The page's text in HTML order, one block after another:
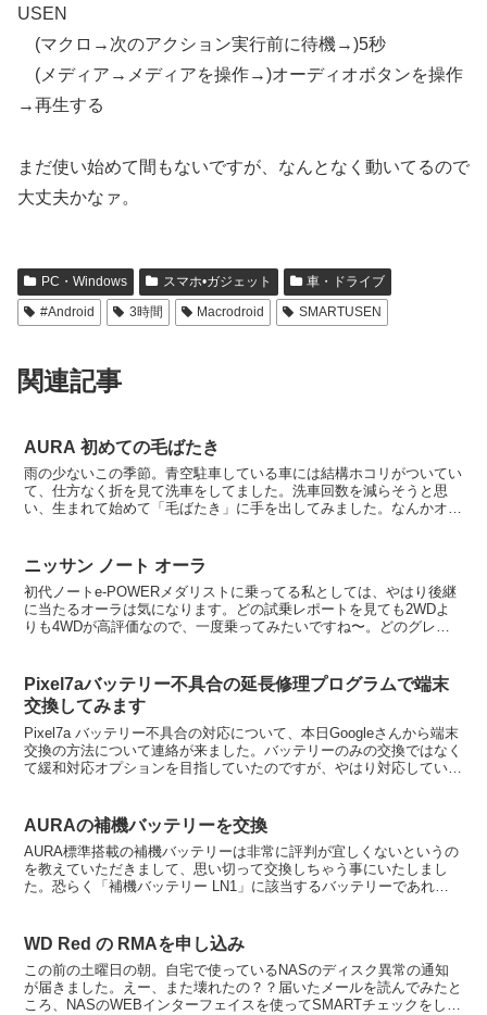
USEN
(マクロ→次のアクション実行前に待機→)5秒
(メディア→メディアを操作→)オーディオボタンを操作
→再生する
まだ使い始めて間もないですが、なんとなく動いてるので
大丈夫かなァ。
PC・Windows スマホ•ガジェット
車・ドライブ
#Android
3時間 Macrodroid SMARTUSEN
関連記事
AURA 初めての毛ばたき
雨の少ないこの季節。青空駐車している車には結構ホコリがついてい
て、仕方なく折を見て洗車をしてました。洗車回数を減らそうと思
い、生まれて始めて「毛ばたき」に手を出してみました。なんかオー
ニッサン ノート オーラ
初代ノートe-POWERメダリストに乗ってる私としては、やはり後継
に当たるオーラは気になります。どの試乗レポートを見ても2WDよ
りも4WDが高評価なので、一度乗ってみたいですね〜。どのグレー
Pixel7aバッテリー不具合の延長修理プログラムで端末
交換してみます
Pixel7a バッテリー不具合の対応について、本日Googleさんから端末
交換の方法について連絡が来ました。バッテリーのみの交換ではなく
て緩和対応オプションを目指していたのですが、やはり対応していた
AURAの補機バッテリーを交換
AURA標準搭載の補機バッテリーは非常に評判が宜しくないというの
を教えていただきまして、思い切って交換しちゃう事にいたしまし
た。恐らく「補機バッテリー LN1」に該当するバッテリーであれば
WD Red の RMAを申し込み
この前の土曜日の朝。自宅で使っているNASのディスク異常の通知
が届きました。えー、また壊れたの？？届いたメールを読んでみたと
ころ、NASのWEBインターフェイスを使ってSMARTチェックをしな